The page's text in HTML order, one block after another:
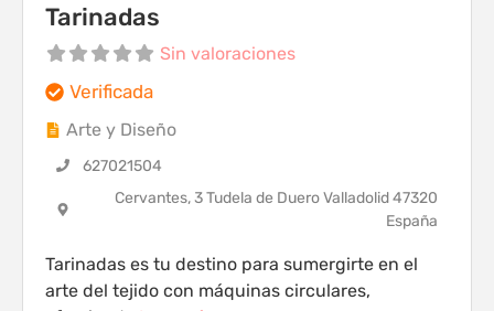
Tarinadas
Sin valoraciones
Verificada
Arte y Diseño
627021504
Cervantes, 3 Tudela de Duero Valladolid 47320
España
Tarinadas es tu destino para sumergirte en el
arte del tejido con máquinas circulares,